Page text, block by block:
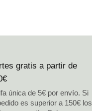
gratis a partir de
única de 5€ por envío. Si
es superior a 150€ los